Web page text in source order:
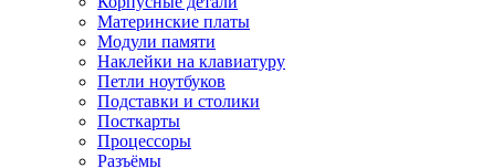
Материнские платы
Модули памяти
Наклейки на клавиатуру
Петли ноутбуков
Подставки и столики
Посткарты
Процессоры
Разъёмы